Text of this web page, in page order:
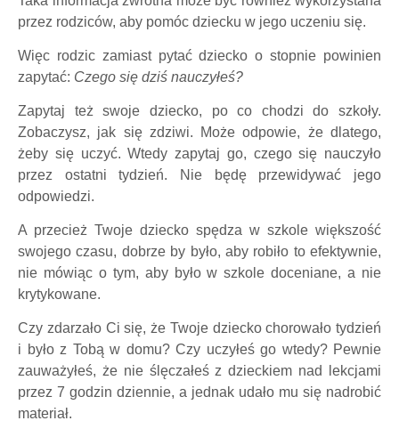
przez rodziców, aby pomóc dziecku w jego uczeniu się.
Więc rodzic zamiast pytać dziecko o stopnie powinien
zapytać: Czego się dziś nauczyłeś?
Zapytaj też swoje dziecko, po co chodzi do szkoły.
Zobaczysz, jak się zdziwi. Może odpowie, że dlatego,
żeby się uczyć. Wtedy zapytaj go, czego się nauczyło
przez ostatni tydzień. Nie będę przewidywać jego
odpowiedzi.
A przecież Twoje dziecko spędza w szkole większość
swojego czasu, dobrze by było, aby robiło to efektywnie,
nie mówiąc o tym, aby było w szkole doceniane, a nie
krytykowane.
Czy zdarzało Ci się, że Twoje dziecko chorowało tydzień
i było z Tobą w domu? Czy uczyłeś go wtedy? Pewnie
zauważyłeś, że nie ślęczałeś z dzieckiem nad lekcjami
przez 7 godzin dziennie, a jednak udało mu się nadrobić
materiał.